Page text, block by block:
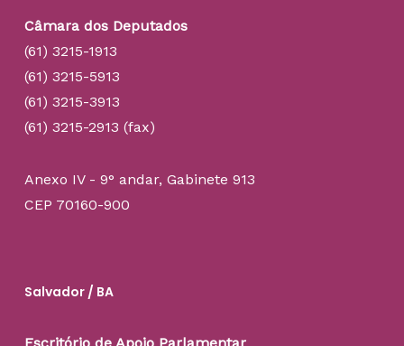
Câmara dos Deputados
(61) 3215-1913
(61) 3215-5913
(61) 3215-3913
(61) 3215-2913 (fax)
Anexo IV - 9° andar, Gabinete 913
CEP 70160-900
Salvador / BA